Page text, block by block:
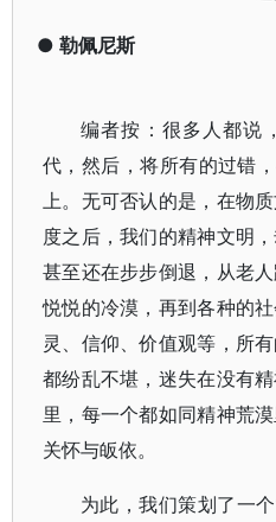
● 勒佩尼斯
编者按：很多人都说
代，然后，将所有的过错
上。无可否认的是，在物
度之后，我们的精神文明
甚至还在步步倒退，从老
悦悦的冷漠，再到各种的
灵、信仰、价值观等，所
都纷乱不堪，迷失在没有
里，每一个都如同精神荒
关怀与皈依。
为此，我们策划了一